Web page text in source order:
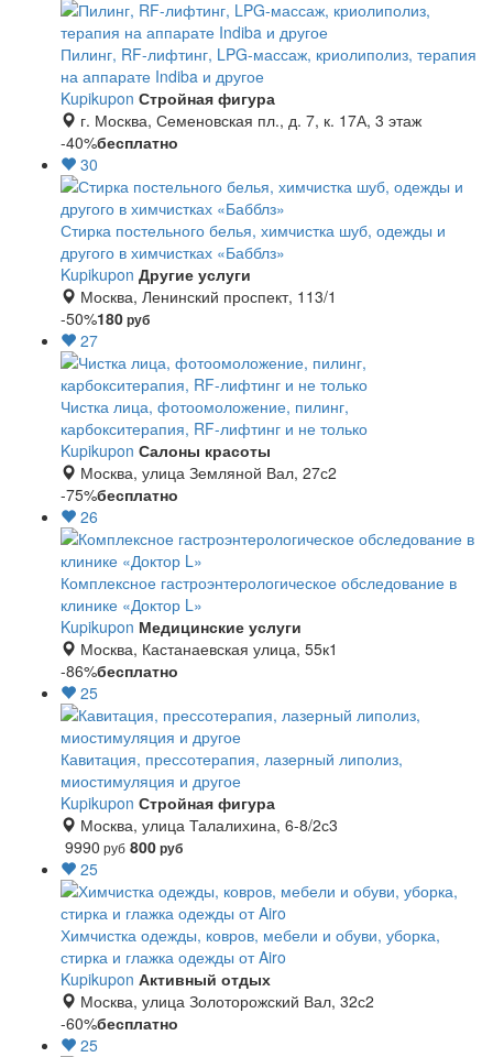
Пилинг, RF-лифтинг, LPG-массаж, криолиполиз, терапия
на аппарате Indiba и другое
Kupikupon Стройная фигура
г. Москва, Семеновская пл., д. 7, к. 17А, 3 этаж
-40%бесплатно
30
Стирка постельного белья, химчистка шуб, одежды и
другого в химчистках «Бабблз»
Kupikupon Другие услуги
Москва, Ленинский проспект, 113/1
-50%180руб
27
Чистка лица, фотоомоложение, пилинг,
карбокситерапия, RF-лифтинг и не только
Kupikupon Салоны красоты
Москва, улица Земляной Вал, 27с2
-75%бесплатно
26
Комплексное гастроэнтерологическое обследование в
клинике «Доктор L»
Kupikupon Медицинские услуги
Москва, Кастанаевская улица, 55к1
-86%бесплатно
25
Кавитация, прессотерапия, лазерный липолиз,
миостимуляция и другое
Kupikupon Стройная фигура
Москва, улица Талалихина, 6-8/2с3
9990 руб 800руб
25
Химчистка одежды, ковров, мебели и обуви, уборка,
стирка и глажка одежды от Airo
Kupikupon Активный отдых
Москва, улица Золоторожский Вал, 32с2
-60%бесплатно
25